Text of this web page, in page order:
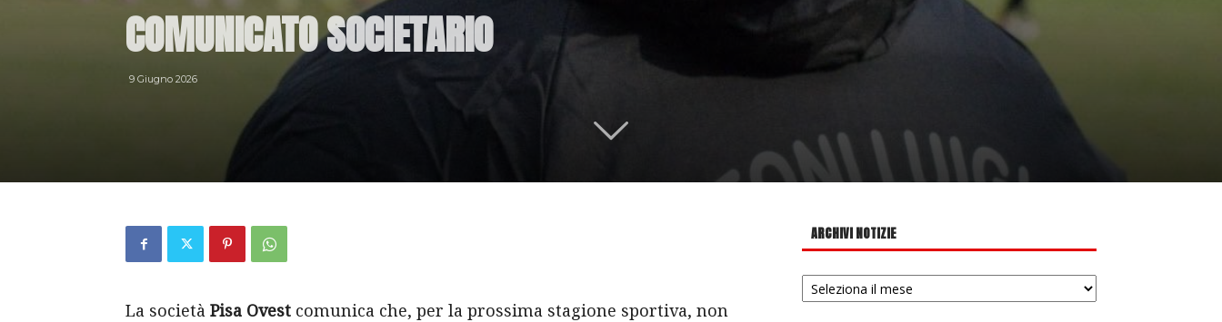
COMUNICATO SOCIETARIO
9 Giugno 2026
La società Pisa Ovest comunica che, per la prossima stagione sportiva, non
ARCHIVI NOTIZIE
Archivi
notizie